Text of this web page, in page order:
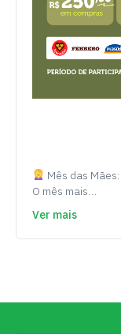
Mês das
O mês mais…
Ver mais